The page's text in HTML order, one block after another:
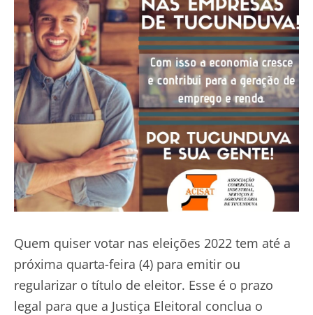
Quem quiser votar nas eleições 2022 tem até a
próxima quarta-feira (4) para emitir ou
regularizar o título de eleitor. Esse é o prazo
legal para que a Justiça Eleitoral conclua o